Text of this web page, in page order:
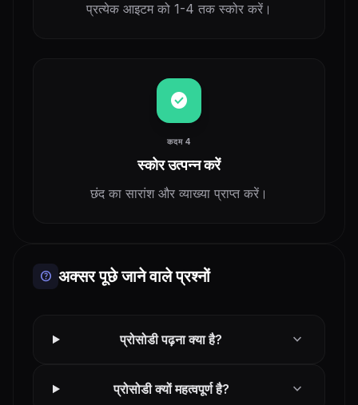
प्रत्येक आइटम को 1-4 तक स्कोर करें।
check_circle
कदम 4
स्कोर उत्पन्न करें
छंद का सारांश और व्याख्या प्राप्त करें।
help अक्सर पूछे जाने वाले प्रश्नों
प्रोसोडी पढ़ना क्या है? expand_more
प्रोसोडी क्यों महत्वपूर्ण है? expand_more